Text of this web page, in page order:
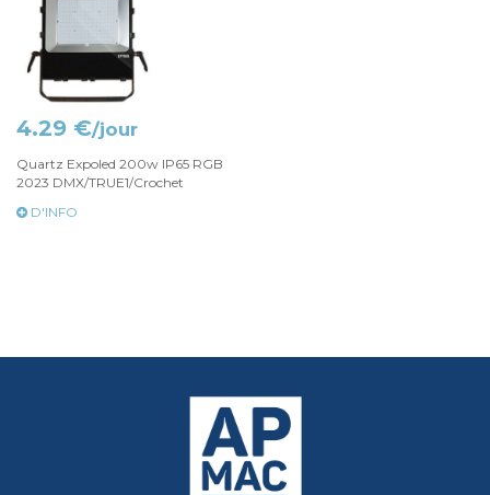
4.29 €/jour
Quartz Expoled 200w IP65 RGB
2023 DMX/TRUE1/Crochet
D'INFO